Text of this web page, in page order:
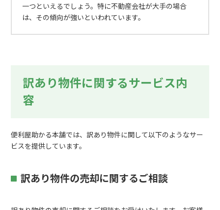
一つといえるでしょう。特に不動産会社が大手の場合
は、その傾向が強いといわれています。
訳あり物件に関するサービス内
容
便利屋助かる本舗では、訳あり物件に関して以下のようなサー
ビスを提供しています。
訳あり物件の売却に関するご相談